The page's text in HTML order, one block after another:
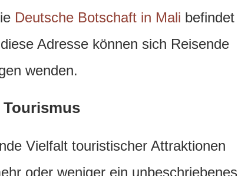
Deutsche Botschaft in Mali befindet
Adresse können sich Reisende
wenden.
Vielfalt touristischer Attraktionen
oder weniger ein unbeschriebenes